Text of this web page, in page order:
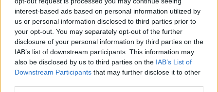
interest-based ads based on personal information utilized by
us or personal information disclosed to third parties prior to
your opt-out. You may separately opt-out of the further
disclosure of your personal information by third parties on the
IAB’s list of downstream participants. This information may
also be disclosed by us to third parties on the IAB’s List of
Downstream Participants that may further disclose it to other
pozadí této causy stojí spíše jiné zájmy jiných subjektů...
Stanislav Komárek: Ekologická hnutí na přelomu
století
6.3.2001
Na koncích staletí, a tím spíše na koncích tisíciletí, byla vždy
pociťována jakási přelomovost, skonání jedné éry a začátek nové.
Ještě žádné tisíciletí, ba ani století, nezačínalo v období
ekologických hnutí.